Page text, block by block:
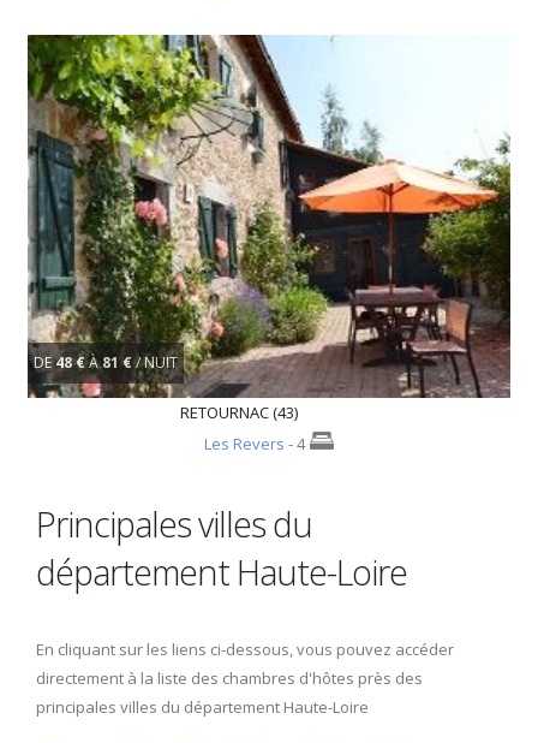
DE48 €À81 €/ NUIT
RETOURNAC (43)
Les Revers - 4
Principales villes du
département Haute-Loire
En cliquant sur les liens ci-dessous, vous pouvez accéder
directement à la liste des chambres d'hôtes près des
principales villes du département Haute-Loire